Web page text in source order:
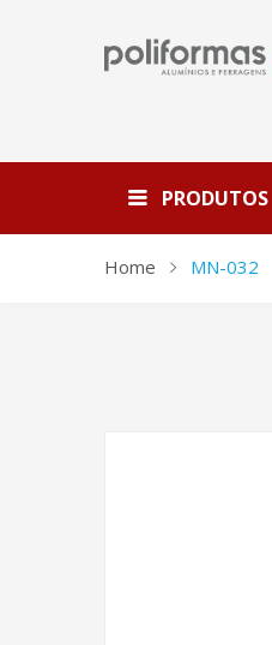
PRODUTOS
Home MN-032